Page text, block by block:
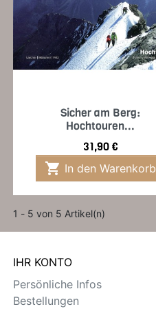
 Vorschau
Sicher am Berg:
Hochtouren...
Preis
31,90 €
 In den Warenkorb
1 - 5 von 5 Artikel(n)
IHR KONTO
Persönliche Infos
Bestellungen